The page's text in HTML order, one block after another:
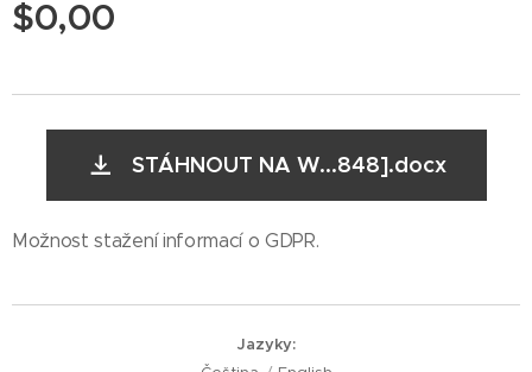
$0,00
STÁHNOUT NA W...848].docx
Možnost stažení informací o GDPR.
Jazyky